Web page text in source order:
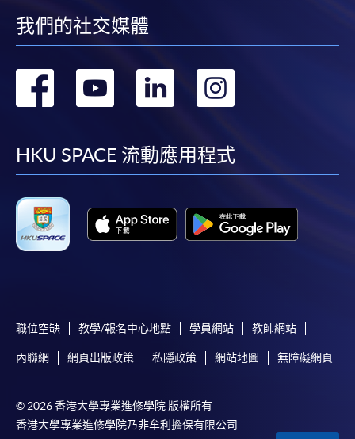
我們的社交媒體
轉
facebook
轉
youtube
轉
linkedin
轉
HKU SPACE 流動應用程式
職位空缺 教學/報名中心地點 學員網站 教師網站
內聯網 網頁出版政策 私隱政策 網站地圖 無障礙網頁
© 2026 香港大學專業進修學院 版權所有
香港大學專業進修學院乃非牟利擔保有限公司